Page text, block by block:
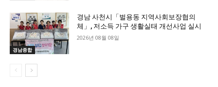
경남종합
경남 사천시「벌용동 지역사회보장협의
체」, 저소득 가구 생활실태 개선사업 실시
2026년 08월 08일